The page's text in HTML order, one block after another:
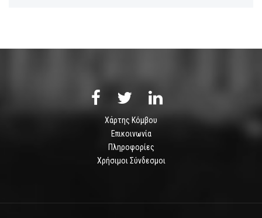
Χάρτης Κόμβου
Επικοινωνία
Πληροφορίες
Χρήσιμοι Σύνδεσμοι